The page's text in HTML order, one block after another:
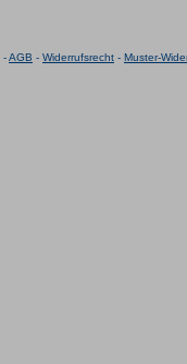
-AGB - Widerrufsrecht - Muster-